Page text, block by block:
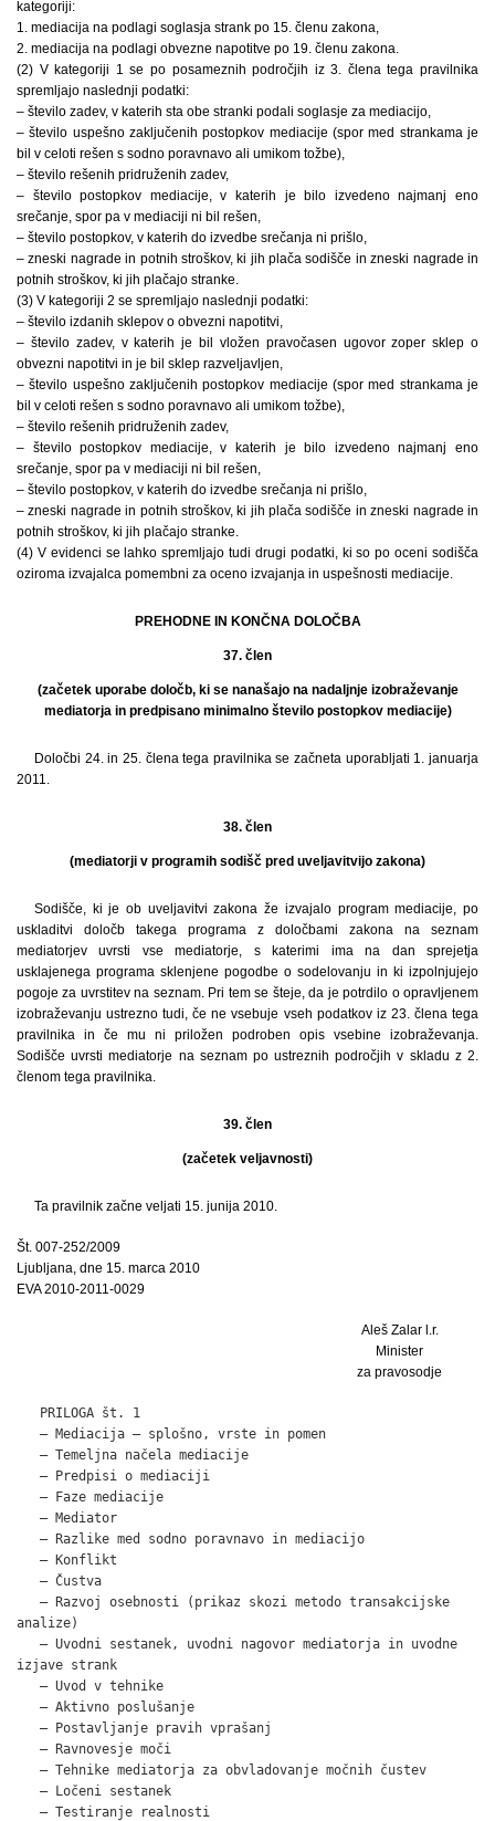
kategoriji:
1. mediacija na podlagi soglasja strank po 15. členu zakona,
2. mediacija na podlagi obvezne napotitve po 19. členu zakona.
(2) V kategoriji 1 se po posameznih področjih iz 3. člena tega pravilnika
spremljajo naslednji podatki:
– število zadev, v katerih sta obe stranki podali soglasje za mediacijo,
– število uspešno zaključenih postopkov mediacije (spor med strankama je
bil v celoti rešen s sodno poravnavo ali umikom tožbe),
– število rešenih pridruženih zadev,
– število postopkov mediacije, v katerih je bilo izvedeno najmanj eno
srečanje, spor pa v mediaciji ni bil rešen,
– število postopkov, v katerih do izvedbe srečanja ni prišlo,
– zneski nagrade in potnih stroškov, ki jih plača sodišče in zneski nagrade in
potnih stroškov, ki jih plačajo stranke.
(3) V kategoriji 2 se spremljajo naslednji podatki:
– število izdanih sklepov o obvezni napotitvi,
– število zadev, v katerih je bil vložen pravočasen ugovor zoper sklep o
obvezni napotitvi in je bil sklep razveljavljen,
– število uspešno zaključenih postopkov mediacije (spor med strankama je
bil v celoti rešen s sodno poravnavo ali umikom tožbe),
– število rešenih pridruženih zadev,
– število postopkov mediacije, v katerih je bilo izvedeno najmanj eno
srečanje, spor pa v mediaciji ni bil rešen,
– število postopkov, v katerih do izvedbe srečanja ni prišlo,
– zneski nagrade in potnih stroškov, ki jih plača sodišče in zneski nagrade in
potnih stroškov, ki jih plačajo stranke.
(4) V evidenci se lahko spremljajo tudi drugi podatki, ki so po oceni sodišča
oziroma izvajalca pomembni za oceno izvajanja in uspešnosti mediacije.
PREHODNE IN KONČNA DOLOČBA
37. člen
(začetek uporabe določb, ki se nanašajo na nadaljnje izobraževanje
mediatorja in predpisano minimalno število postopkov mediacije)
Določbi 24. in 25. člena tega pravilnika se začneta uporabljati 1. januarja
2011.
38. člen
(mediatorji v programih sodišč pred uveljavitvijo zakona)
Sodišče, ki je ob uveljavitvi zakona že izvajalo program mediacije, po
uskladitvi določb takega programa z določbami zakona na seznam
mediatorjev uvrsti vse mediatorje, s katerimi ima na dan sprejetja
usklajenega programa sklenjene pogodbe o sodelovanju in ki izpolnjujejo
pogoje za uvrstitev na seznam. Pri tem se šteje, da je potrdilo o opravljenem
izobraževanju ustrezno tudi, če ne vsebuje vseh podatkov iz 23. člena tega
pravilnika in če mu ni priložen podroben opis vsebine izobraževanja.
Sodišče uvrsti mediatorje na seznam po ustreznih področjih v skladu z 2.
členom tega pravilnika.
39. člen
(začetek veljavnosti)
Ta pravilnik začne veljati 15. junija 2010.
Št. 007-252/2009
Ljubljana, dne 15. marca 2010
EVA 2010-2011-0029
Aleš Zalar l.r.
Minister
za pravosodje
   PRILOGA št. 1
   – Mediacija – splošno, vrste in pomen
   – Temeljna načela mediacije
   – Predpisi o mediaciji
   – Faze mediacije
   – Mediator
   – Razlike med sodno poravnavo in mediacijo
   – Konflikt
   – Čustva
   – Razvoj osebnosti (prikaz skozi metodo transakcijske
analize)
   – Uvodni sestanek, uvodni nagovor mediatorja in uvodne
izjave strank
   – Uvod v tehnike
   – Aktivno poslušanje
   – Postavljanje pravih vprašanj
   – Ravnovesje moči
   – Tehnike mediatorja za obvladovanje močnih čustev
   – Ločeni sestanek
   – Testiranje realnosti